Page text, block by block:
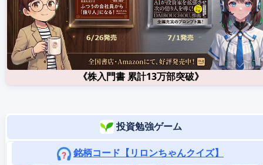
《株入門書 累計13万部突破》
投資勉強ゲーム
銘柄コード【リロンちゃんクイズ】